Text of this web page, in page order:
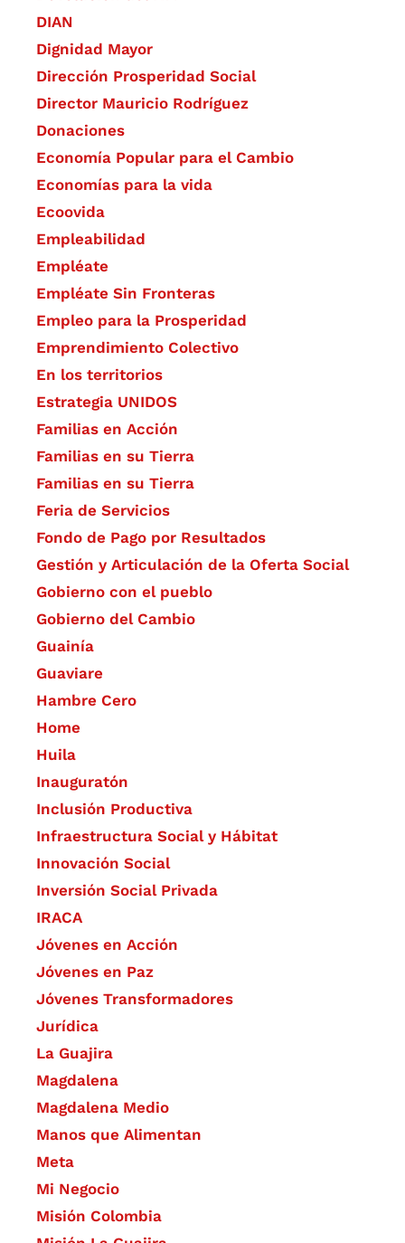
DIAN
Dignidad Mayor
Dirección Prosperidad Social
Director Mauricio Rodríguez
Donaciones
Economía Popular para el Cambio
Economías para la vida
Ecoovida
Empleabilidad
Empléate
Empléate Sin Fronteras
Empleo para la Prosperidad
Emprendimiento Colectivo
En los territorios
Estrategia UNIDOS
Familias en Acción
Familias en su Tierra
Familias en su Tierra
Feria de Servicios
Fondo de Pago por Resultados
Gestión y Articulación de la Oferta Social
Gobierno con el pueblo
Gobierno del Cambio
Guainía
Guaviare
Hambre Cero
Home
Huila
Inauguratón
Inclusión Productiva
Infraestructura Social y Hábitat
​Innovación Social
Inversión Social Privada
IRACA
Jóvenes en Acción
Jóvenes en Paz
Jóvenes Transformadores
Jurídica
La Guajira
Magdalena
Magdalena Medio
Manos que Alimentan
Meta
Mi Negocio
Misión Colombia